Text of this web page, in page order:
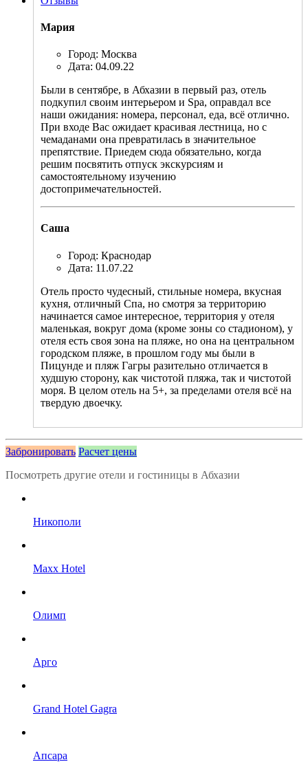
Мария
Город: Москва
Дата: 04.09.22
Были в сентябре, в Абхазии в первый раз, отель
подкупил своим интерьером и Spa, оправдал все
наши ожидания: номера, персонал, еда, всё отлично.
При входе Вас ожидает красивая лестница, но с
чемаданами она превратилась в значительное
препятствие. Приедем сюда обязательно, когда
решим посвятить отпуск экскурсиям и
самостоятельному изучению
достопримечательностей.
Саша
Город: Краснодар
Дата: 11.07.22
Отель просто чудесный, стильные номера, вкусная
кухня, отличный Спа, но смотря за территорию
начинается самое интересное, территория у отеля
маленькая, вокруг дома (кроме зоны со стадионом), у
отеля есть своя зона на пляже, но она на центральном
городском пляже, в прошлом году мы были в
Пицунде и пляж Гагры разительно отличается в
худшую сторону, как чистотой пляжа, так и чистотой
моря. В целом отель на 5+, за пределами отеля всё на
твердую двоечку.
Забронировать Расчет цены
Посмотреть другие отели и гостиницы в Абхазии
Никополи
Maxx Hotel
Олимп
Арго
Grand Hotel Gagra
Апсара